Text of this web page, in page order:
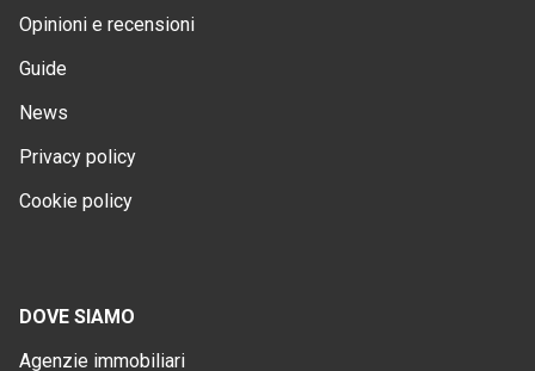
Opinioni e recensioni
Guide
News
Privacy policy
Cookie policy
DOVE SIAMO
Agenzie immobiliari